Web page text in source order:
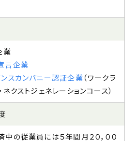
業
言企業
スカンパニー認証企業 （ワークラ
ネクストジェネレーションコース）
の従業員には５年間月２０，００